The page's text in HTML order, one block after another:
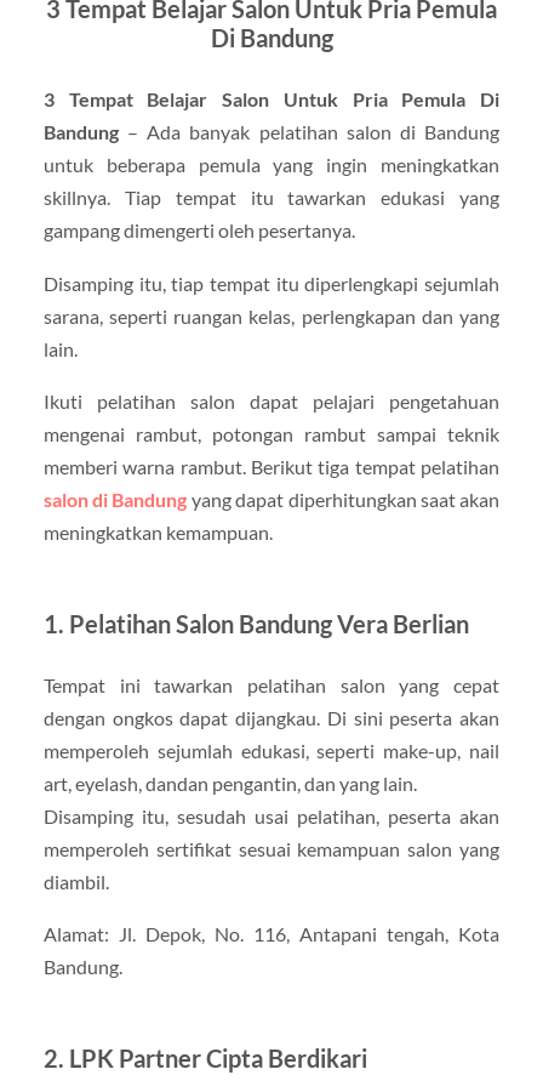
3 Tempat Belajar Salon Untuk Pria Pemula
Di Bandung
3 Tempat Belajar Salon Untuk Pria Pemula Di
Bandung– Ada banyak pelatihan salon di Bandung
untuk beberapa pemula yang ingin meningkatkan
skillnya. Tiap tempat itu tawarkan edukasi yang
gampang dimengerti oleh pesertanya.
Disamping itu, tiap tempat itu diperlengkapi sejumlah
sarana, seperti ruangan kelas, perlengkapan dan yang
lain.
Ikuti pelatihan salon dapat pelajari pengetahuan
mengenai rambut, potongan rambut sampai teknik
memberi warna rambut. Berikut tiga tempat pelatihan
salon di Bandung yang dapat diperhitungkan saat akan
meningkatkan kemampuan.
1. Pelatihan Salon Bandung Vera Berlian
Tempat ini tawarkan pelatihan salon yang cepat
dengan ongkos dapat dijangkau. Di sini peserta akan
memperoleh sejumlah edukasi, seperti make-up, nail
art, eyelash, dandan pengantin, dan yang lain.
Disamping itu, sesudah usai pelatihan, peserta akan
memperoleh sertifikat sesuai kemampuan salon yang
diambil.
Alamat: Jl. Depok, No. 116, Antapani tengah, Kota
Bandung.
2. LPK Partner Cipta Berdikari